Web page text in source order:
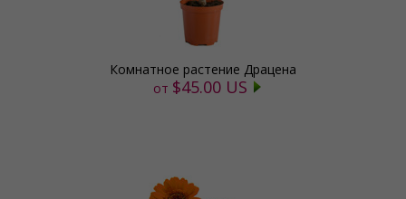
Комнатное растение Драцена
от $45.00 US